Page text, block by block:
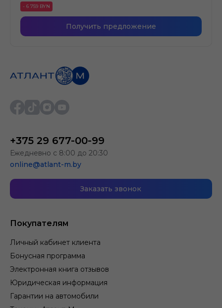
- 6 759 BYN
Получить предложение
Покупателям
Личный кабинет клиента
Бонусная программа
Электронная книга отзывов
Юридическая информация
Гарантии на автомобили
+375 29 677-00-99
Ежедневно с 8:00 до 20:30
online@atlant-m.by
Заказать звонок